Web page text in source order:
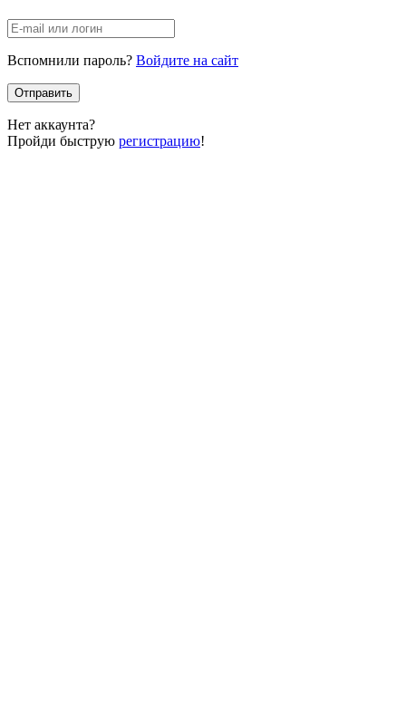
Вспомнили пароль? Войдите на сайт
Отправить
Нет аккаунта?
Пройди быструю регистрацию!